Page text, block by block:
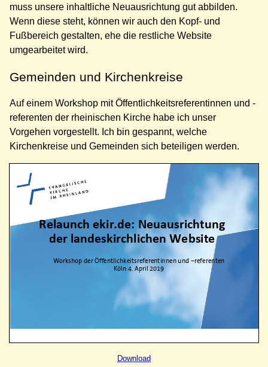
muss unsere inhaltliche Neuausrichtung gut abbilden.
Wenn diese steht, können wir auch den Kopf- und
Fußbereich gestalten, ehe die restliche Website
umgearbeitet wird.
Gemeinden und Kirchenkreise
Auf einem Workshop mit Öffentlichkeitsreferentinnen und -
referenten der rheinischen Kirche habe ich unser
Vorgehen vorgestellt. Ich bin gespannt, welche
Kirchenkreise und Gemeinden sich beteiligen werden.
Download